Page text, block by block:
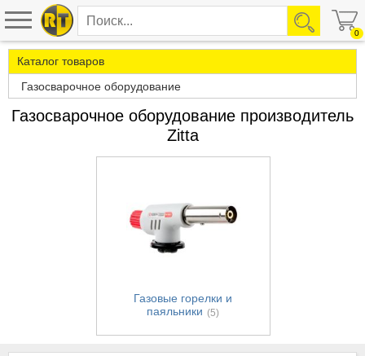
0
Каталог товаров
Газосварочное оборудование
Газосварочное оборудование производитель
Zitta
Газовые горелки и
паяльники (5)